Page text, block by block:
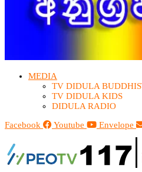
MEDIA
TV DIDULA
TV DIDULA KIDS
DIDULA RADIO
Facebook
Youtube Envelope